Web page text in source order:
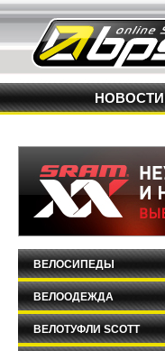
НОВОСТИ
ВЕЛОСИПЕДЫ
ВЕЛООДЕЖДА
ВЕЛОТУФЛИ SCOTT